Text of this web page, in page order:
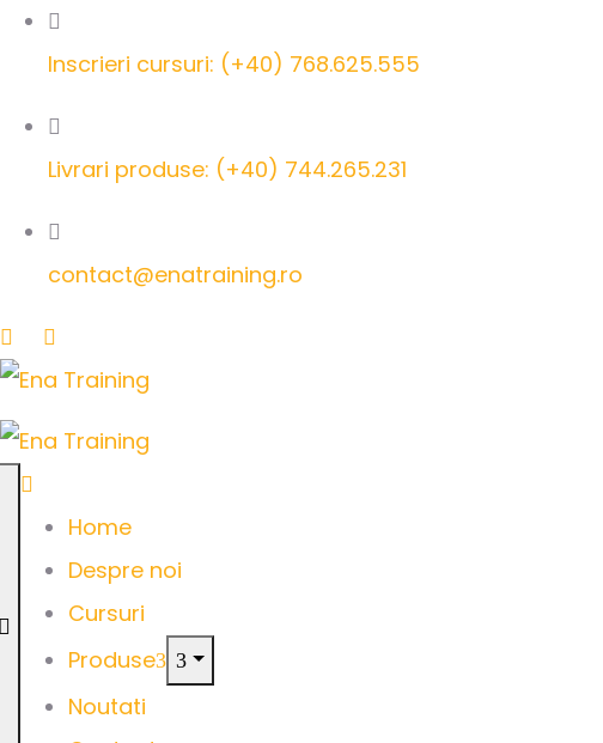
Inscrieri cursuri: (+40) 768.625.555
Livrari produse: (+40) 744.265.231
contact@enatraining.ro
Home
Despre noi
Cursuri
Produse
Noutati